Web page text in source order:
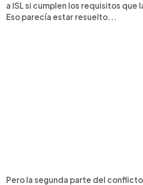
a ISL si cumplen los requisitos que
Eso parecía estar resuelto...
Pero la segunda parte del